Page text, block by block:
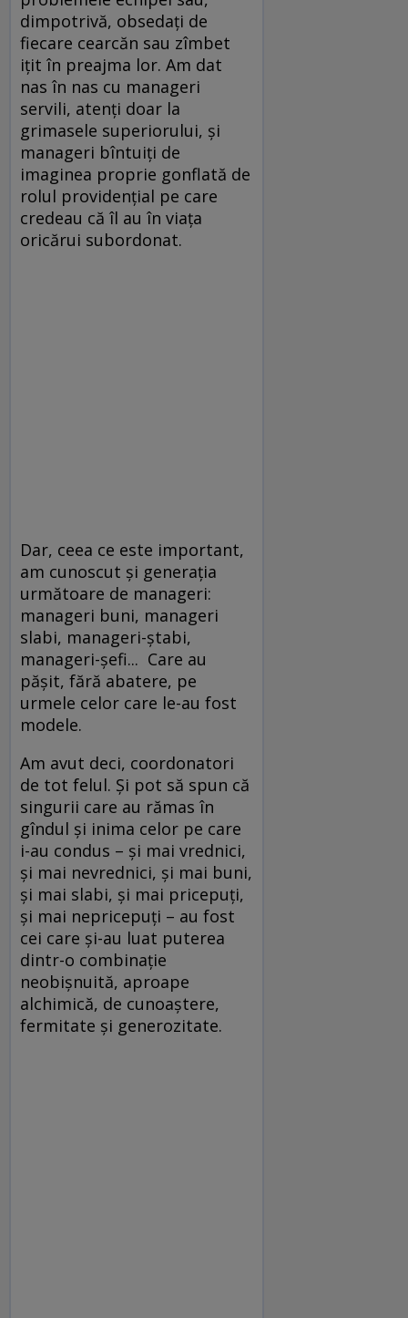
dimpotrivă, obsedați de
fiecare cearcăn sau zîmbet
ițit în preajma lor. Am dat
nas în nas cu manageri
servili, atenți doar la
grimasele superiorului, și
manageri bîntuiți de
imaginea proprie gonflată de
rolul providențial pe care
credeau că îl au în viața
oricărui subordonat.
Dar, ceea ce este important,
am cunoscut și generația
următoare de manageri:
manageri buni, manageri
slabi, manageri-ștabi,
manageri-șefi... Care au
pășit, fără abatere, pe
urmele celor care le-au fost
modele.
Am avut deci, coordonatori
de tot felul. Și pot să spun că
singurii care au rămas în
gîndul și inima celor pe care
i-au condus – și mai vrednici,
și mai nevrednici, și mai buni,
și mai slabi, și mai pricepuți,
și mai nepricepuți – au fost
cei care și-au luat puterea
dintr-o combinație
neobișnuită, aproape
alchimică, de cunoaștere,
fermitate și generozitate.